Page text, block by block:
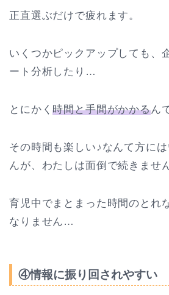
正直選ぶだけで疲れます。
いくつかピックアップしても、
ート分析したり…
とにかく時間と手間がかかるん
その時間も楽しい♪なんて方に
んが、わたしは面倒で続きませ
育児中でまとまった時間のとれ
なりません…
④情報に振り回されやすい